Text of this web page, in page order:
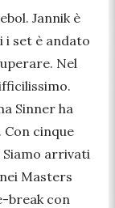
Jannik è
set è andato
Nel
Sinner ha
cinque
Siamo arrivati
Masters
break con